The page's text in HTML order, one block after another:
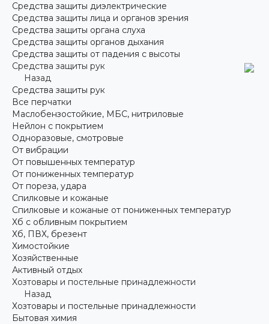
Средства защиты диэлектрические
Средства защиты лица и органов зрения
Средства защиты органа слуха
Средства защиты органов дыхания
Средства защиты от падения с высоты
Средства защиты рук
Назад
Средства защиты рук
Все перчатки
Маслобензостойкие, МБС, нитриловые
Нейлон с покрытием
Одноразовые, смотровые
От вибрации
От повышенных температур
От пониженных температур
От пореза, удара
Спилковые и кожаные
Спилковые и кожаные от пониженных температур
Хб с обливным покрытием
Хб, ПВХ, брезент
Химостойкие
Хозяйственные
Активный отдых
Хозтовары и постельные принадлежности
Назад
Хозтовары и постельные принадлежности
Бытовая химия